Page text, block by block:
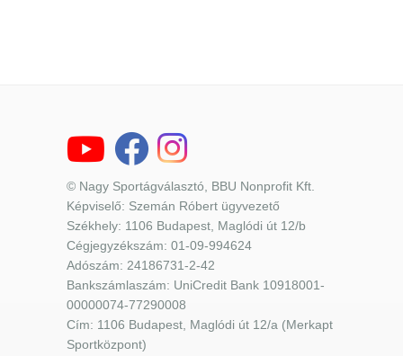
© Nagy Sportágválasztó, BBU Nonprofit Kft.
Képviselő: Szemán Róbert ügyvezető
Székhely: 1106 Budapest, Maglódi út 12/b
Cégjegyzékszám: 01-09-994624
Adószám: 24186731-2-42
Bankszámlaszám: UniCredit Bank 10918001-
00000074-77290008
Cím: 1106 Budapest, Maglódi út 12/a (Merkapt
Sportközpont)